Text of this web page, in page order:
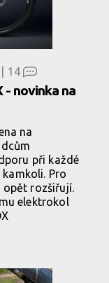
14
- novinka na
na
při každé
Pro
rozšiřují.
elektrokol